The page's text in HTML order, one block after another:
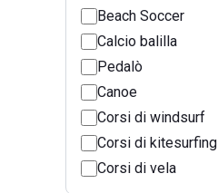
Beach Soccer
Calcio balilla
Pedalò
Canoe
Corsi di windsurf
Corsi di kitesurfing
Corsi di vela